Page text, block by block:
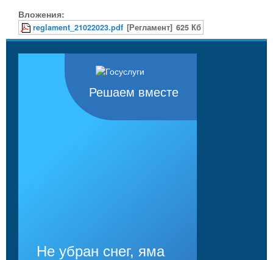
Вложения:
reglament_21022023.pdf [Регламент] 625 Кб
Решаем вместе
Не убран снег, яма